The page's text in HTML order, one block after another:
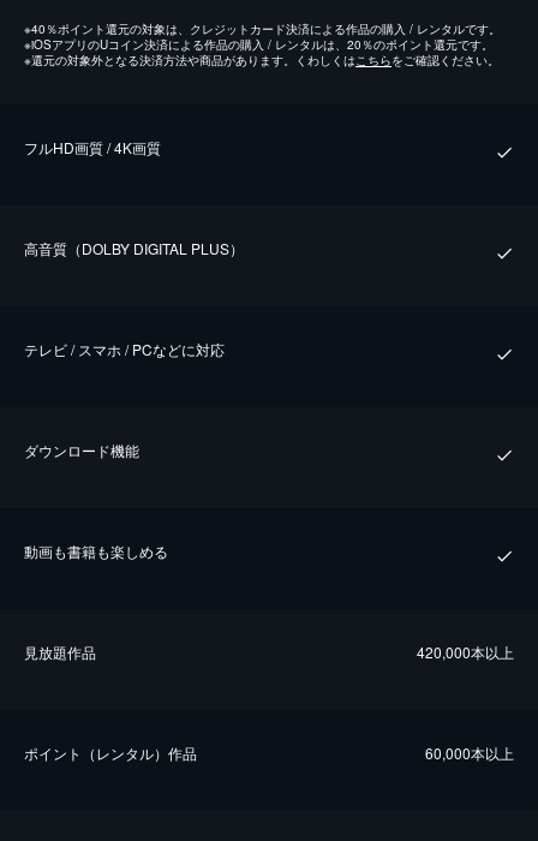
※40％ポイント還元の対象は、クレジットカード決済による作品の購入 / レンタルです。
※iOSアプリのUコイン決済による作品の購入 / レンタルは、20％のポイント還元です。
※還元の対象外となる決済方法や商品があります。くわしくはこちらをご確認ください。
フルHD画質 / 4K画質
⾼⾳質（DOLBY DIGITAL PLUS）
テレビ / スマホ / PCなどに対応
ダウンロード機能
動画も書籍も楽しめる
⾒放題作品 420,000本以上
ポイント（レンタル）作品 60,000本以上